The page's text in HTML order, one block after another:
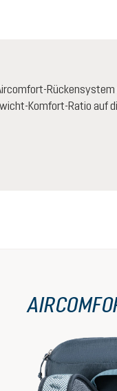
Komfort-Ratio auf